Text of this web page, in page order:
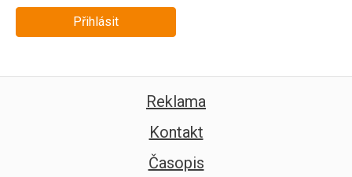
Přihlásit
Reklama
Kontakt
Časopis